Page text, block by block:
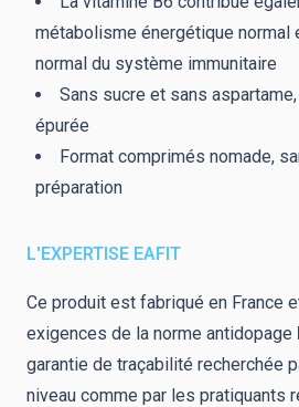
métabolisme énergétique normal
normal du système immunitaire
Sans sucre et sans
épurée
Format comprimés nomade,
préparation
L'EXPERTISE EAFIT
Ce produit est fabriqué en France
exigences de la norme antidopage
garantie de traçabilité recherchée
niveau comme par les pratiquants